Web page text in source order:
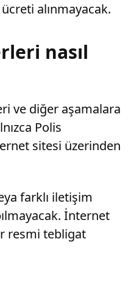
alınmayacak.
nasıl
ve diğer aşamalara
Polis
sitesi üzerinden
farklı iletişim
İnternet
resmi tebligat